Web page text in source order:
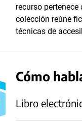
recurso
colección reúne
técnicas de
Cómo
Libro